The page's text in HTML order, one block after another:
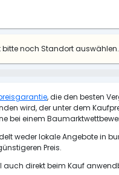
bitte noch Standort
, die den besten
wird, der unter dem
bei einem
weder lokale Angebote in
Preis.
auch direkt beim Kauf